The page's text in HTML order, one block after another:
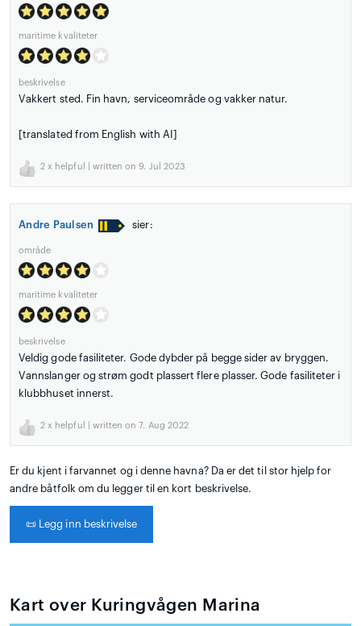
maritime kvaliteter
beskrivelse
Vakkert sted. Fin havn, serviceområde og vakker natur.
[translated from English with AI]
2 x helpful | written on 9. Jul 2023
Andre Paulsen sier:
område
maritime kvaliteter
beskrivelse
Veldig gode fasiliteter. Gode dybder på begge sider av bryggen.
Vannslanger og strøm godt plassert flere plasser. Gode fasiliteter i
klubbhuset innerst.
2 x helpful | written on 7. Aug 2022
Er du kjent i farvannet og i denne havna? Da er det til stor hjelp for
andre båtfolk om du legger til en kort beskrivelse.
📜 Legg inn beskrivelse
Kart over Kuringvågen Marina